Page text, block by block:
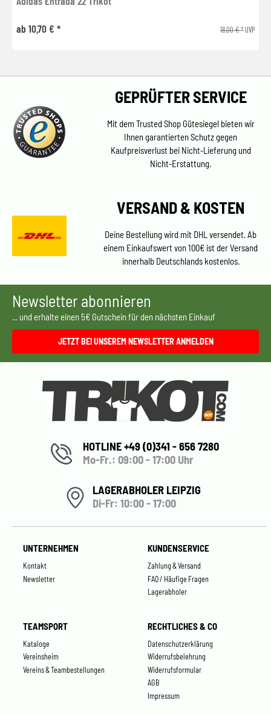
ab 10,70 € * 18,00 € *UVP
GEPRÜFTER SERVICE
Mit dem Trusted Shop Gütesiegel bieten wir
Ihnen garantierten Schutz gegen
Kaufpreisverlust bei Nicht-Lieferung und
Nicht-Erstattung.
VERSAND & KOSTEN
Deine Bestellung wird mit DHL versendet. Ab
einem Einkaufswert von 100€ ist der Versand
innerhalb Deutschlands kostenlos.
Newsletter abonnieren
... und erhalte einen 5€ Gutschein für den nächsten Einkauf
JETZT BEI UNSEREM NEWSLETTER ANMELDEN
HOTLINE +49 (0)341 - 656 7280
Mo-Fr.: 09:00 - 17:00 Uhr
LAGERABHOLER LEIPZIG
Di-Fr: 10:00 - 17:00
UNTERNEHMEN
Kontakt
Newsletter
KUNDENSERVICE
Zahlung & Versand
FAQ / Häufige Fragen
Lagerabholer
TEAMSPORT
Kataloge
Vereinsheim
Vereins & Teambestellungen
RECHTLICHES & CO
Datenschutzerklärung
Widerrufsbelehrung
Widerrufsformular
AGB
Impressum